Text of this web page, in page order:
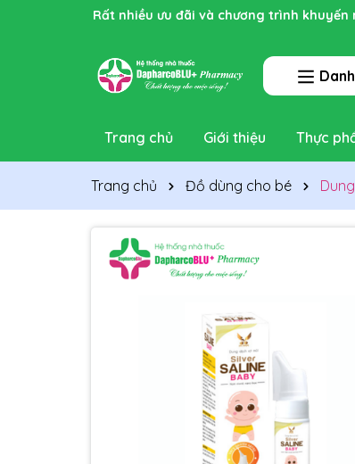
Rất nhiều ưu đãi và chương trình
Trang chủ Giới thiệu Thực
Trang chủ Đồ dùng cho bé